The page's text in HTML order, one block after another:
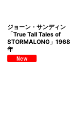
ジョーン・サンディン
「True Tall Tales of
STORMALONG」1968
年